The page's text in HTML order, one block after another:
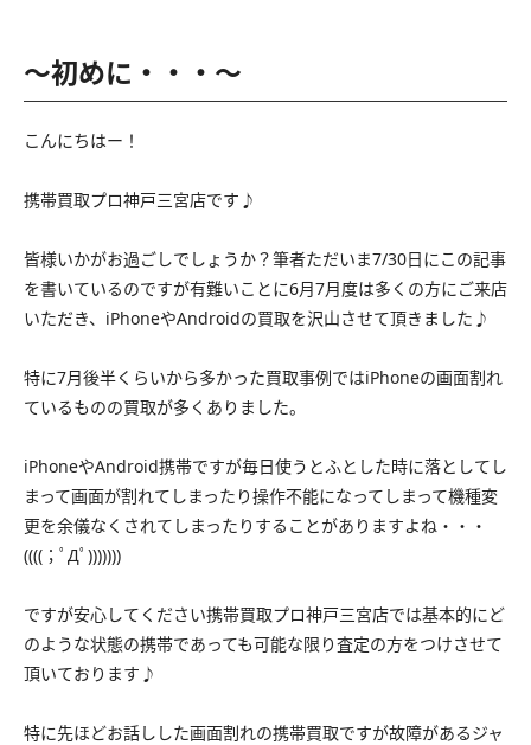
〜初めに・・・〜
こんにちはー！
携帯買取プロ神戸三宮店です♪
皆様いかがお過ごしでしょうか？筆者ただいま7/30日にこの記事
を書いているのですが有難いことに6月7月度は多くの方にご来店
いただき、iPhoneやAndroidの買取を沢山させて頂きました♪
特に7月後半くらいから多かった買取事例ではiPhoneの画面割れ
ているものの買取が多くありました。
iPhoneやAndroid携帯ですが毎日使うとふとした時に落としてし
まって画面が割れてしまったり操作不能になってしまって機種変
更を余儀なくされてしまったりすることがありますよね・・・
((((；ﾟДﾟ)))))))
ですが安心してください携帯買取プロ神戸三宮店では基本的にど
のような状態の携帯であっても可能な限り査定の方をつけさせて
頂いております♪
特に先ほどお話しした画面割れの携帯買取ですが故障があるジャ